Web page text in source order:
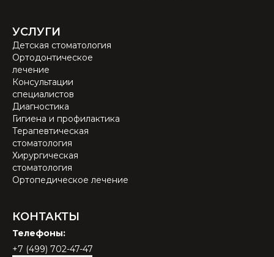
УСЛУГИ
Детская стоматология
Ортодонтическое
лечение
Консультации
специалистов
Диагностика
Гигиена и профилактика
Терапевтическая
стоматология
Хирургическая
стоматология
Ортопедическое лечение
КОНТАКТЫ
Телефоны:
+7 (499) 702-47-47